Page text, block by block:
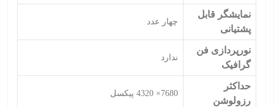
نمایشگر قابل
پشتیانی
چهار عدد
نورپردازی فن
گرافیک
ندارد
حداکثر
رزولوشن
7680× 4320 پیکسل